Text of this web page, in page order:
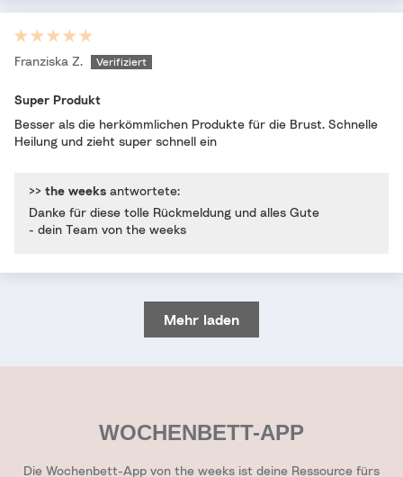
Franziska Z.
Super Produkt
Besser als die herkömmlichen Produkte für die Brust. Schnelle
Heilung und zieht super schnell ein
>> the weeks antwortete:
Danke für diese tolle Rückmeldung und alles Gute
- dein Team von the weeks
Mehr laden
WOCHENBETT-APP
Die Wochenbett-App von the weeks ist deine Ressource fürs